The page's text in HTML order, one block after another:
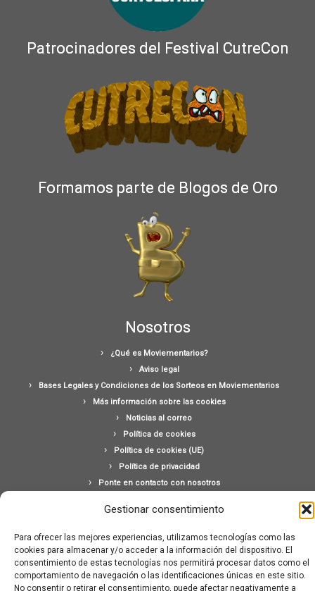
Gestionar consentimiento
Para ofrecer las mejores experiencias, utilizamos tecnologías como las
cookies para almacenar y/o acceder a la información del dispositivo. El
consentimiento de estas tecnologías nos permitirá procesar datos como el
comportamiento de navegación o las identificaciones únicas en este sitio.
No consentir o retirar el consentimiento, puede afectar negativamente a
Patrocinadores del Festival CutreCon
Formamos parte de Blogos de Oro
Nosotros
¿Qué es Moviementarios?
Aviso legal
Bases Legales y Condiciones de los Sorteos en Moviementarios
Más información sobre las cookies
Noticias al correo
Política de cookies
Política de cookies (UE)
Política de privacidad
Ponte en contacto con nosotros